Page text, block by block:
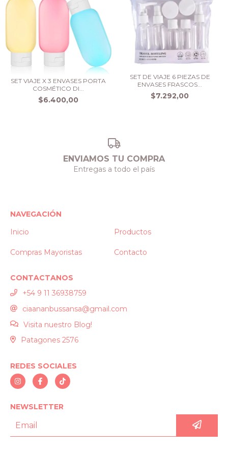
SET VIAJE X 3 ENVASES PORTA
COSMÉTICO DI...
$6.400,00
SET DE VIAJE 6 PIEZAS DE
ENVASES FRASCOS...
$7.292,00
ENVIAMOS TU COMPRA
Entregas a todo el país
NAVEGACIÓN
Inicio
Productos
Compras Mayoristas Contacto
CONTACTANOS
+54 9 11 36938759
ciaananbussansa@gmail.com
Visita nuestro Blog!
Patagones 2576
REDES SOCIALES
NEWSLETTER